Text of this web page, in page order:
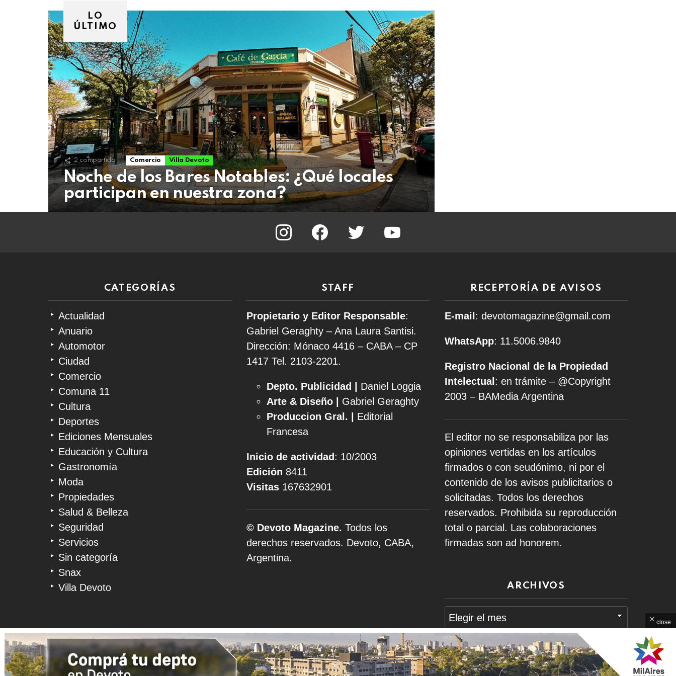
LO
ÚLTIMO
2 compartido Comercio Villa Devoto
Noche de los Bares Notables: ¿Qué locales
participan en nuestra zona?
instagram facebook twitter
CATEGORÍAS
Actualidad
Anuario
Automotor
Ciudad
Comercio
Comuna 11
Cultura
Deportes
Ediciones Mensuales
Educación y Cultura
Gastronomía
Moda
Propiedades
Salud & Belleza
Seguridad
Servicios
Sin categoría
Snax
Villa Devoto
STAFF
Propietario y Editor Responsable:
Gabriel Geraghty – Ana Laura Santisi.
Dirección: Mónaco 4416 – CABA – CP
1417 Tel. 2103-2201.
Depto. Publicidad |
Daniel Loggia
Arte & Diseño | Gabriel Geraghty
Produccion Gral. |
Editorial
Francesa
Inicio de actividad : 10/2003
Edición 8411
Visitas 167632901
© Devoto Magazine. Todos los
derechos reservados. Devoto, CABA,
Argentina.
RECEPTORÍA DE AVISOS
E-mail : devotomagazine@gmail.com
WhatsApp: 11.5006.9840
Registro Nacional de la Propiedad
Intelectual : en trámite – @Copyright
2003 – BAMedia Argentina
El editor no se responsabiliza por las
opiniones vertidas en los artículos
firmados o con seudónimo, ni por el
contenido de los avisos publicitarios o
solicitadas. Todos los derechos
reservados. Prohibida su reproducción
total o parcial. Las colaboraciones
firmadas son ad honorem.
ARCHIVOS
Archivos
© 2026 Devoto Magazine Home Contacto Política de Privacidad
de
agosto
de
2026
close